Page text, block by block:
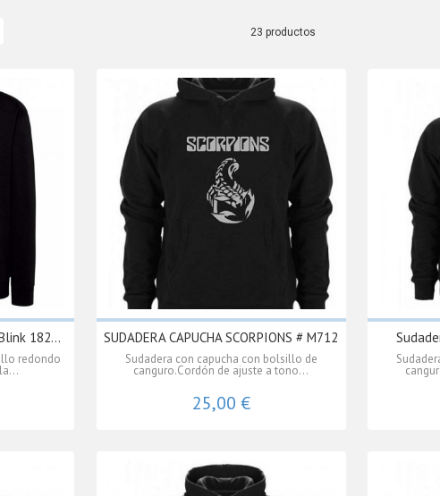
23 productos
182...
redondo
SUDADERA CAPUCHA SCORPIONS # M712
Sudadera con capucha con bolsillo de
canguro.Cordón de ajuste a tono...
25,00 €